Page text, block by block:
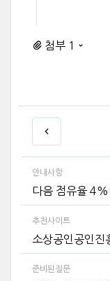
첨부 1
안내사항
다음 점유율
추천사이트
소상공인공인진
준비된질문